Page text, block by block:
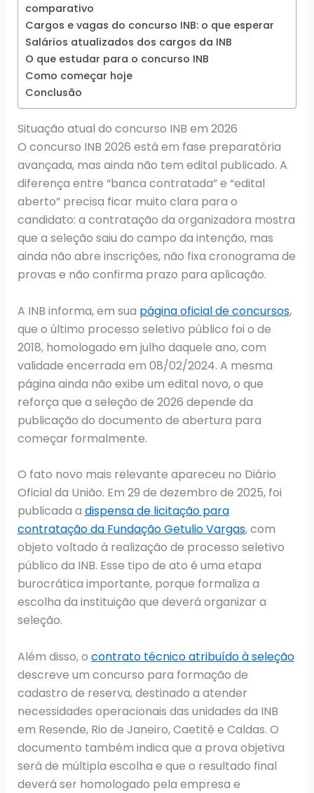
comparativo
Cargos e vagas do concurso INB: o que esperar
Salários atualizados dos cargos da INB
O que estudar para o concurso INB
Como começar hoje
Conclusão
Situação atual do concurso INB em 2026
O concurso INB 2026 está em fase preparatória
avançada, mas ainda não tem edital publicado. A
diferença entre “banca contratada” e “edital
aberto” precisa ficar muito clara para o
candidato: a contratação da organizadora mostra
que a seleção saiu do campo da intenção, mas
ainda não abre inscrições, não fixa cronograma de
provas e não confirma prazo para aplicação.
A INB informa, em sua página oficial de concursos,
que o último processo seletivo público foi o de
2018, homologado em julho daquele ano, com
validade encerrada em 08/02/2024. A mesma
página ainda não exibe um edital novo, o que
reforça que a seleção de 2026 depende da
publicação do documento de abertura para
começar formalmente.
O fato novo mais relevante apareceu no Diário
Oficial da União. Em 29 de dezembro de 2025, foi
publicada a dispensa de licitação para
contratação da Fundação Getulio Vargas, com
objeto voltado à realização de processo seletivo
público da INB. Esse tipo de ato é uma etapa
burocrática importante, porque formaliza a
escolha da instituição que deverá organizar a
seleção.
Além disso, o contrato técnico atribuído à seleção
descreve um concurso para formação de
cadastro de reserva, destinado a atender
necessidades operacionais das unidades da INB
em Resende, Rio de Janeiro, Caetité e Caldas. O
documento também indica que a prova objetiva
será de múltipla escolha e que o resultado final
deverá ser homologado pela empresa e